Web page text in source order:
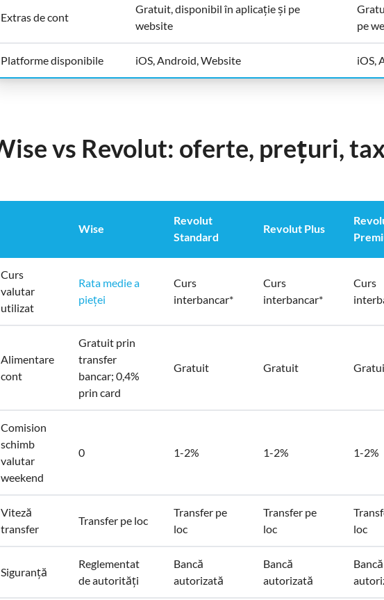
Extras de cont
Gratuit, disponibil în aplicație și pe
website
pe
Platforme disponibile iOS, Android, Website iOS,
vs Revolut: oferte, prețuri,
Wise
Revolut
Standard
Revolut Plus
Curs
valutar
utilizat
Rata medie a
pieței
Curs
interbancar*
Curs
interbancar*
Curs
Alimentare
cont
Gratuit prin
transfer
bancar; 0,4%
prin card
Gratuit Gratuit
Comision
schimb
valutar
weekend
0 1-2% 1-2% 1-2%
Viteză
transfer
Transfer pe loc
Transfer pe
loc
Transfer pe
loc
loc
Siguranță
Reglementat
de autorități
Bancă
autorizată
Bancă
autorizată
Bancă